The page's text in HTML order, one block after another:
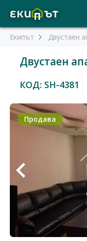
Екипът Двустаен
Двустаен
КОД: SH-4381
Продава